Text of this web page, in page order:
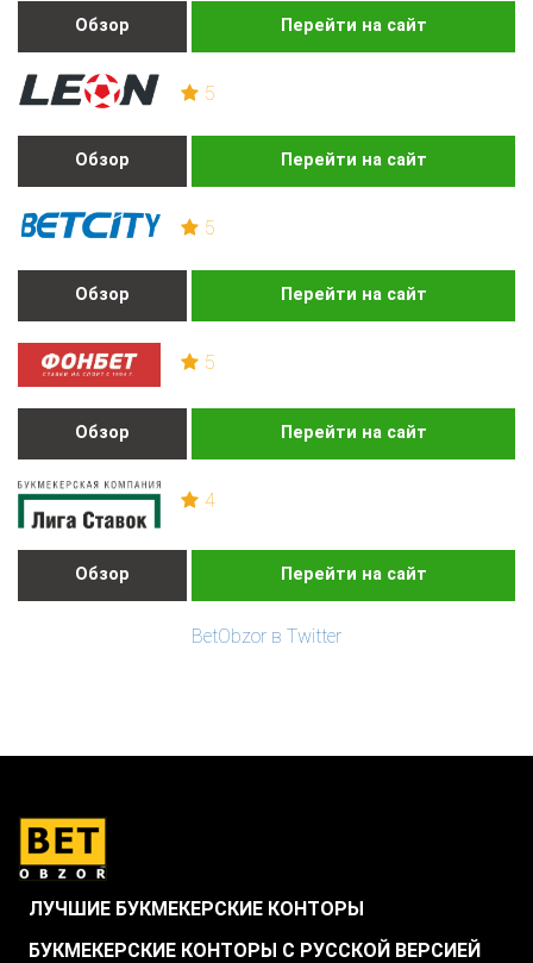
Обзор Перейти на сайт
5
Обзор Перейти на сайт
5
Обзор Перейти на сайт
5
Обзор Перейти на сайт
4
Обзор Перейти на сайт
BetObzor в Twitter
ЛУЧШИЕ БУКМЕКЕРСКИЕ КОНТОРЫ
БУКМЕКЕРСКИЕ КОНТОРЫ С РУССКОЙ ВЕРСИЕЙ